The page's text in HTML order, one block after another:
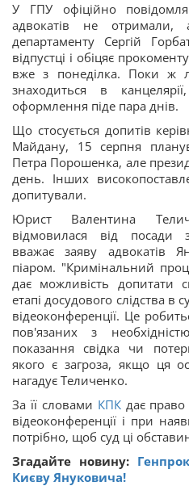
У ГПУ офіційно
адвокатів не отримали,
департаменту Сергій
відпустці і обіцяє
вже з понеділка. Поки ж
знаходиться в
оформлення піде пара днів.
Що стосується допитів
Майдану, 15 серпня
Петра Порошенка, але
день. Інших
допитували.
Юрист Валентина
відмовилася від посади
вважає заяву адвокатів
піаром. "Кримінальний
дає можливість допитати
етапі досудового слідства в
відеоконференції. Це
пов'язаних з
показання свідка чи
якого є загроза, якщо ця
нагадує Теличенко.
За її словами КПКдає право
відеоконференції і при
потрібно, щоб суд ці
Згадайте новину:
Києву Януковича!